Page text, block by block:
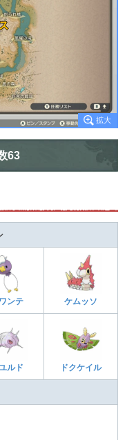
63
ンテ ケムッソ
ルド ドクケイル